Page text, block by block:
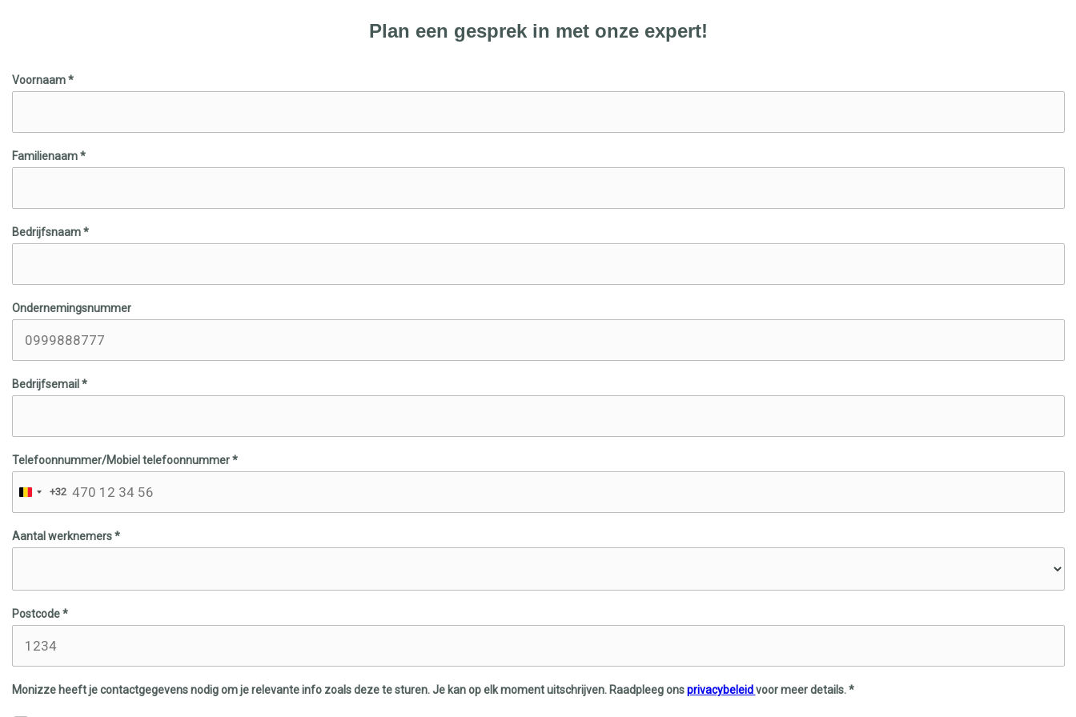
Plan een gesprek in met onze expert!
Voornaam *
Familienaam *
Bedrijfsnaam *
Ondernemingsnummer
Bedrijfsemail *
Telefoonnummer/Mobiel telefoonnummer *
+32
Aantal werknemers *
Postcode *
Monizze heeft je contactgegevens nodig om je relevante info zoals deze te sturen. Je kan op elk moment uitschrijven. Raadpleeg onsprivacybeleidvoor meer details. *